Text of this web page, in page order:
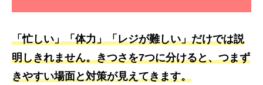
「忙しい」「体力」「レジが難しい」だけでは説
明しきれません。きつさを7つに分けると、つまず
きやすい場面と対策が見えてきます。